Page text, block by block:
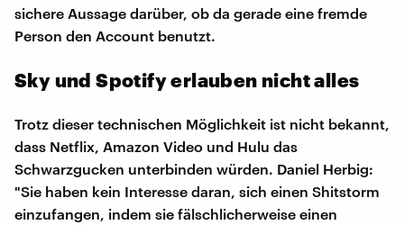
sichere Aussage darüber, ob da gerade eine fremde
Person den Account benutzt.
Sky und Spotify erlauben nicht alles
Trotz dieser technischen Möglichkeit ist nicht bekannt,
dass Netflix, Amazon Video und Hulu das
Schwarzgucken unterbinden würden. Daniel Herbig:
"Sie haben kein Interesse daran, sich einen Shitstorm
einzufangen, indem sie fälschlicherweise einen